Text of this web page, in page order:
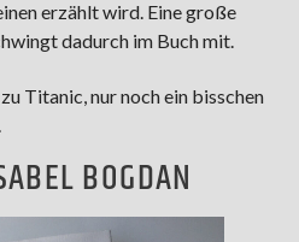
erzählt wird. Eine große
dadurch im Buch mit.
Titanic, nur noch ein bisschen
BOGDAN